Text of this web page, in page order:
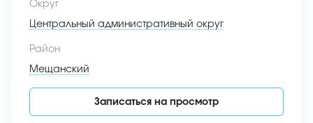
Округ
Центральный административный округ
Район
Мещанский
Записаться на просмотр